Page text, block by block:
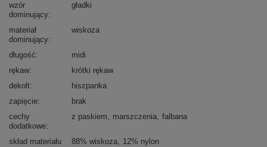
wzór
dominujący
gładki
materiał
dominujący
wiskoza
długość
midi
rękaw
krótki rękaw
dekolt
hiszpanka
zapięcie
brak
cechy
dodatkowe
z paskiem marszczenia falbana
skład materiału 88% wiskoza 12% nylon